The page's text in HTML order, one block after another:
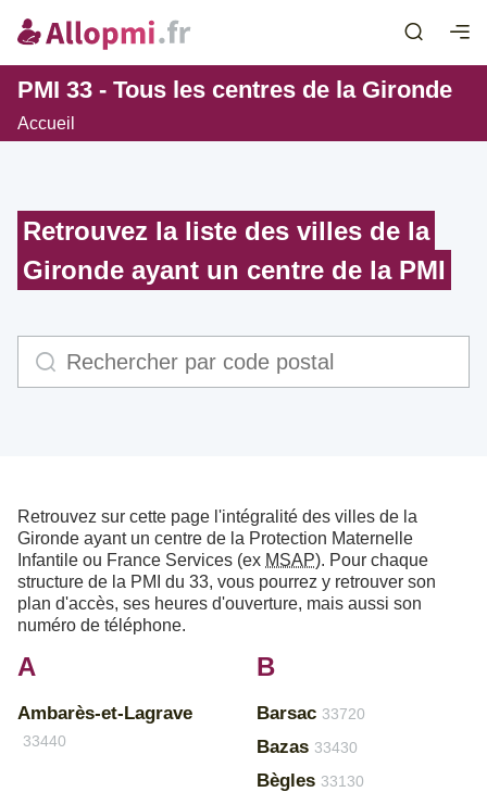
PMI 33 - Tous les centres de la Gironde
Accueil
Retrouvez la liste des villes de la
Gironde ayant un centre de la PMI
Retrouvez sur cette page l'intégralité des villes de la
Gironde ayant un centre de la Protection Maternelle
Infantile ou France Services (ex MSAP). Pour chaque
structure de la PMI du 33, vous pourrez y retrouver son
plan d'accès, ses heures d'ouverture, mais aussi son
numéro de téléphone.
A
Ambarès-et-Lagrave
33440
B
Barsac 33720
Bazas 33430
Bègles 33130